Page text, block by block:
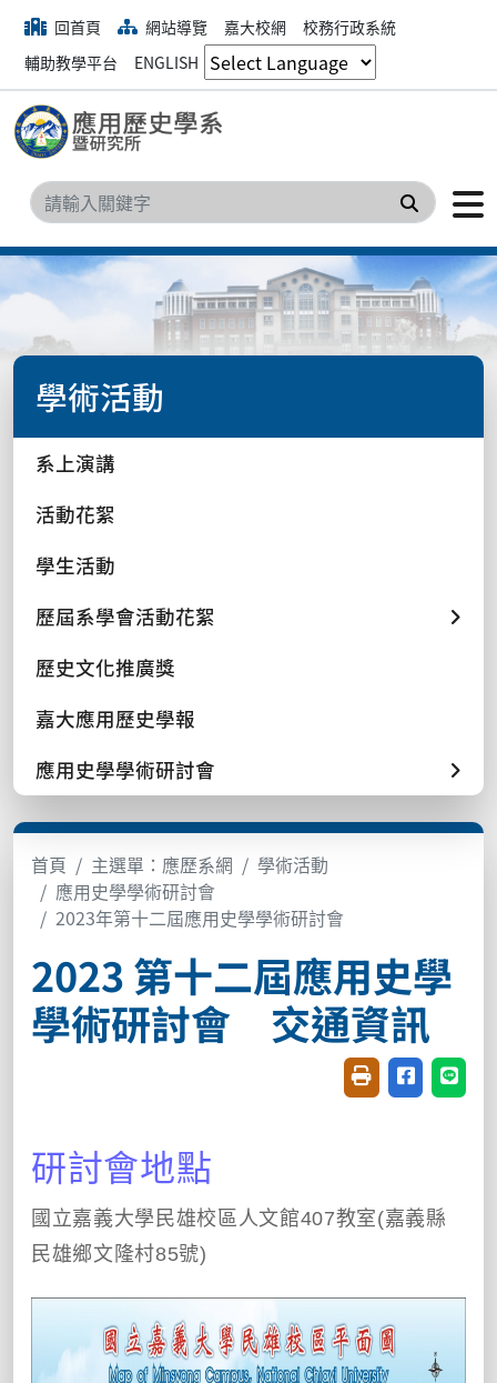
回首頁 網站導覽 嘉大校網
校務行政系統
輔助教學平台
ENGLISH
搜尋
學術活動
系上演講
活動花絮
學生活動
歷屆系學會活動花絮
歷史文化推廣獎
嘉大應用歷史學報
應用史學學術研討會
首頁 主選單：應歷系網
學術活動
應用史學學術研討會
2023年第十二屆應用史學學術研討會
2023 第十二屆應用史學
學術研討會 交通資訊
友善列印(開新視
分享至臉書
分享
研討會地點
國立嘉義大學民雄校區人文館407教室(嘉義縣
民雄鄉文隆村85號)